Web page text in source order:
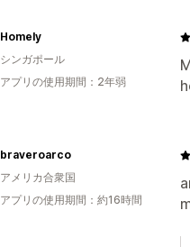
Homely
シンガポール
アプリの使用期間：2年弱
braveroarco
アメリカ合衆国
アプリの使用期間：約16時間